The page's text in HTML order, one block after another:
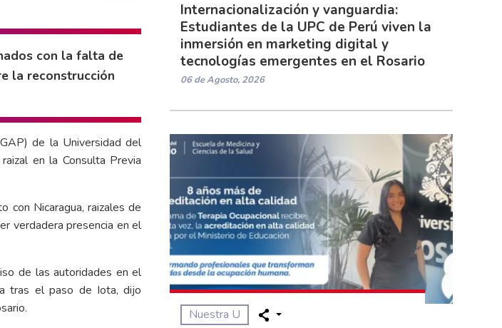
con la falta de
la reconstrucción
de la Universidad del
en la Consulta Previa
con Nicaragua, raizales de
verdadera presencia en el
de las autoridades en el
tras el paso de Iota, dijo
Internacionalización y vanguardia:
Estudiantes de la UPC de Perú viven la
inmersión en marketing digital y
tecnologías emergentes en el Rosario
06 de Agosto, 2026
Nuestra U